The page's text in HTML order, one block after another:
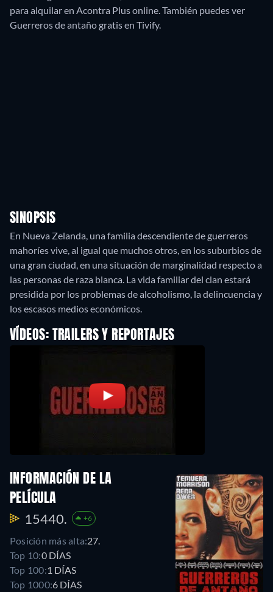
para alquilar en Acontra Plus online.También puedes ver
Guerreros de antaño gratis en Tivify.
SINOPSIS
En Nueva Zelanda, una familia descendiente de guerreros
mahoríes vive, al igual que muchos otros, en los suburbios de
una gran ciudad, en una situación de marginalidad respecto a
las personas de raza blanca. La vida familiar del clan estará
presidida por los problemas de alcoholismo, la delincuencia y
los escasos medios económicos.
VÍDEOS: TRAILERS Y REPORTAJES
INFORMACIÓN DE LA
PELÍCULA
15440. +6
Posición más alta:27.
Top 10:0 DÍAS
Top 100:1 DÍAS
Top 1000:6 DÍAS